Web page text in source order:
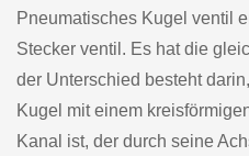
Pneumatisches Kugel ventil
Stecker ventil. Es hat die
der Unterschied besteht
Kugel mit einem
Kanal ist, der durch seine